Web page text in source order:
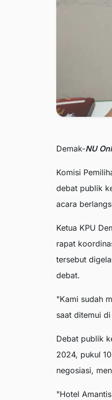
Demak-NU
Komisi
debat publik
acara
Ketua KPU
rapat
tersebut
debat.
"Kami sudah
saat ditemui
Debat publik
2024, pukul
negosiasi,
"Hotel